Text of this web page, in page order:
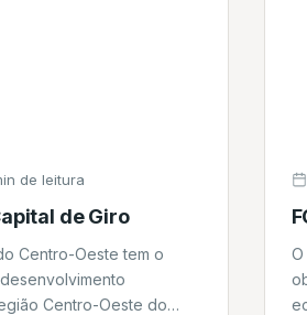
de leitura
de Giro
Centro-Oeste tem o
Centro-Oeste do